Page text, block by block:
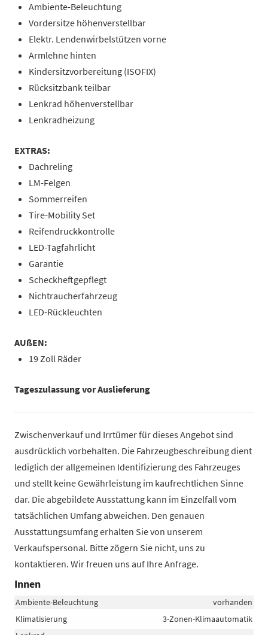
Ambiente-Beleuchtung
Vordersitze höhenverstellbar
Elektr. Lendenwirbelstützen vorne
Armlehne hinten
Kindersitzvorbereitung (ISOFIX)
Rücksitzbank teilbar
Lenkrad höhenverstellbar
Lenkradheizung
EXTRAS:
Dachreling
LM-Felgen
Sommerreifen
Tire-Mobility Set
Reifendruckkontrolle
LED-Tagfahrlicht
Garantie
Scheckheftgepflegt
Nichtraucherfahrzeug
LED-Rückleuchten
AUßEN:
19 Zoll Räder
Tageszulassung vor Auslieferung
Zwischenverkauf und Irrtümer für dieses Angebot sind
ausdrücklich vorbehalten. Die Fahrzeugbeschreibung dient
lediglich der allgemeinen Identifizierung des Fahrzeuges
und stellt keine Gewährleistung im kaufrechtlichen Sinne
dar. Die abgebildete Ausstattung kann im Einzelfall vom
tatsächlichen Umfang abweichen. Den genauen
Ausstattungsumfang erhalten Sie von unserem
Verkaufspersonal. Bitte zögern Sie nicht, uns zu
kontaktieren. Wir freuen uns auf Ihre Anfrage.
Innen
Ambiente-Beleuchtung
vorhanden
Klimatisierung
3-Zonen-Klimaautomatik